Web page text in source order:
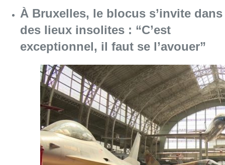
06 août 2026Consulter l'article "À Bruxelles, le blocus
Saint-Géry : un ancien bras de la
Senne et une ancienne brasserie
classés au patrimoine bruxellois